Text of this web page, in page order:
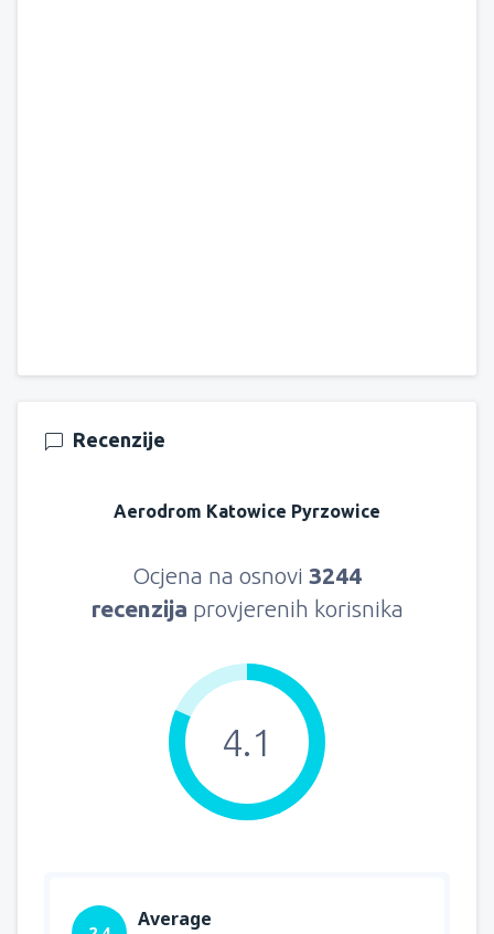
Recenzije
Aerodrom Katowice Pyrzowice
Ocjena na osnovi 3244
recenzija provjerenih korisnika
4.1
Average